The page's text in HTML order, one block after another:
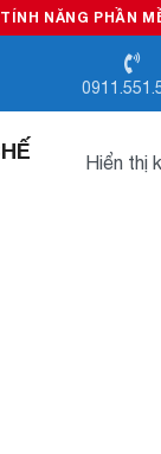
NĂNG PHẦN
Hiển thị